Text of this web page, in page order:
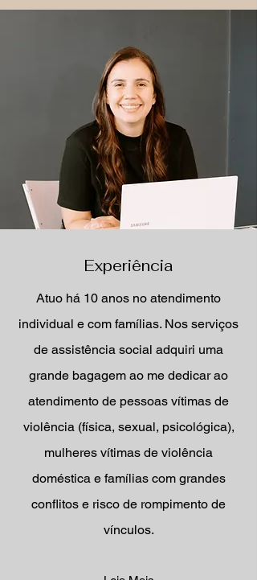
Experiência
Atuo há 10 anos no atendimento
individual e com famílias. Nos serviços
de assistência social adquiri uma
grande bagagem ao me dedicar ao
atendimento de pessoas vítimas de
violência (física, sexual, psicológica),
mulheres vítimas de violência
doméstica e famílias com grandes
conflitos e risco de rompimento de
vínculos.